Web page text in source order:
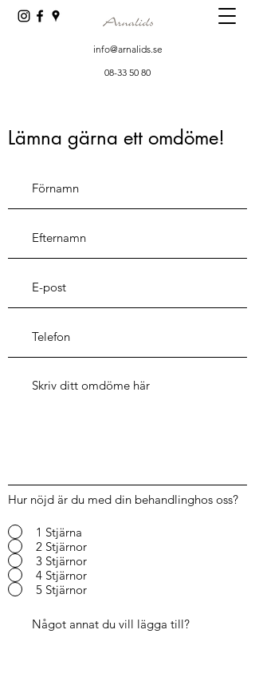
info@arnalids.se
08-33 50 80
Lämna gärna ett omdöme!
Hur nöjd är du med din behandlinghos oss?
1 Stjärna
2 Stjärnor
3 Stjärnor
4 Stjärnor
5 Stjärnor